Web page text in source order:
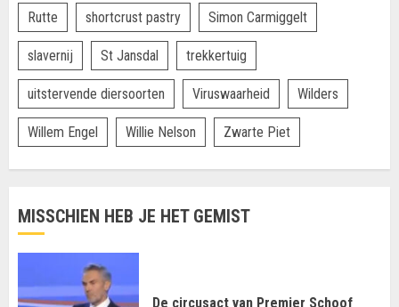
Rutte shortcrust pastry Simon Carmiggelt
slavernij St Jansdal trekkertuig
uitstervende diersoorten Viruswaarheid Wilders
Willem Engel Willie Nelson Zwarte Piet
MISSCHIEN HEB JE HET GEMIST
De circusact van Premier Schoof